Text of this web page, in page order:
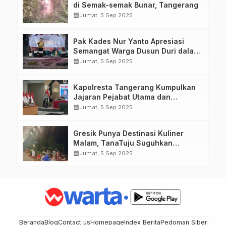
di Semak-semak Bunar, Tangerang
calendar_monthJumat, 5 Sep 2025
Pak Kades Nur Yanto Apresiasi
Semangat Warga Dusun Duri dalam
Peringatan HUT RI ke-80
calendar_monthJumat, 5 Sep 2025
Kapolresta Tangerang Kumpulkan
Jajaran Pejabat Utama dan
Kapolsek untuk Paparkan
calendar_monthJumat, 5 Sep 2025
Gresik Punya Destinasi Kuliner
Malam, TanaTuju Suguhkan
Makanan UMKM, Live Music, dan
calendar_monthJumat, 5 Sep 2025
BerandaBlogContact usHomepageIndex BeritaPedoman Siber